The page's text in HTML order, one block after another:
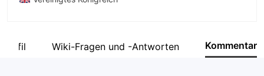
UnternehmenWiki-Fragen und -Antworten Kommentar